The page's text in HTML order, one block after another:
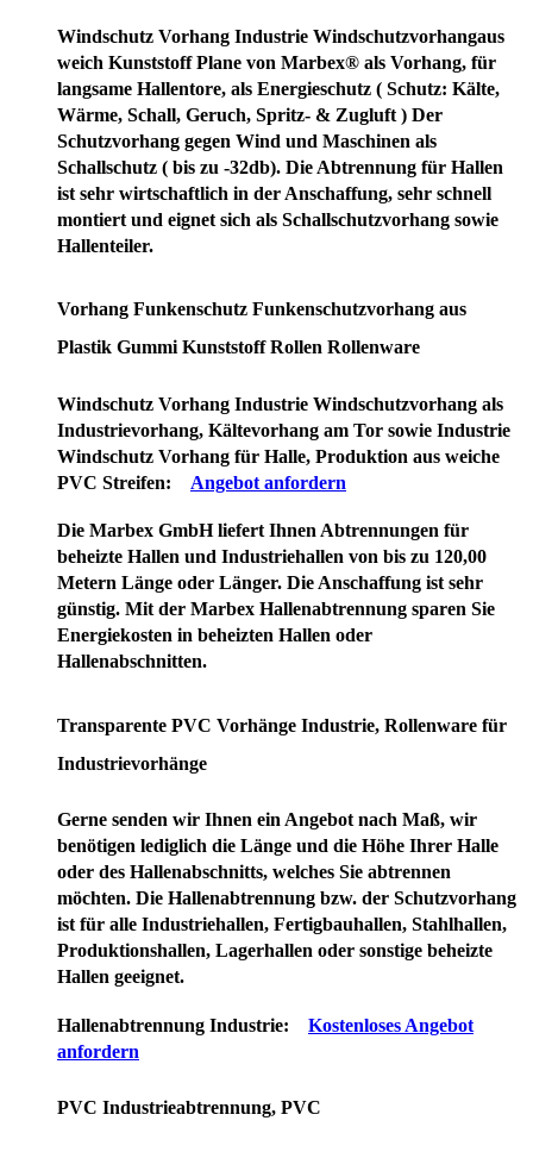
Windschutz Vorhang Industrie Windschutzvorhangaus
weich Kunststoff Plane von Marbex® als Vorhang, für
langsame Hallentore, als Energieschutz ( Schutz: Kälte,
Wärme, Schall, Geruch, Spritz- & Zugluft ) Der
Schutzvorhang gegen Wind und Maschinen als
Schallschutz ( bis zu -32db). Die Abtrennung für Hallen
ist sehr wirtschaftlich in der Anschaffung, sehr schnell
montiert und eignet sich als Schallschutzvorhang sowie
Hallenteiler.
Vorhang Funkenschutz Funkenschutzvorhang aus
Plastik Gummi Kunststoff Rollen Rollenware
Windschutz Vorhang Industrie Windschutzvorhang als
Industrievorhang, Kältevorhang am Tor sowie Industrie
Windschutz Vorhang für Halle, Produktion aus weiche
PVC Streifen:
Angebot anfordern
Die Marbex GmbH liefert Ihnen Abtrennungen für
beheizte Hallen und Industriehallen von bis zu 120,00
Metern Länge oder Länger. Die Anschaffung ist sehr
günstig. Mit der Marbex Hallenabtrennung sparen Sie
Energiekosten in beheizten Hallen oder
Hallenabschnitten.
Transparente PVC Vorhänge Industrie, Rollenware für
Industrievorhänge
Gerne senden wir Ihnen ein Angebot nach Maß, wir
benötigen lediglich die Länge und die Höhe Ihrer Halle
oder des Hallenabschnitts, welches Sie abtrennen
möchten. Die Hallenabtrennung bzw. der Schutzvorhang
ist für alle Industriehallen, Fertigbauhallen, Stahlhallen,
Produktionshallen, Lagerhallen oder sonstige beheizte
Hallen geeignet.
Hallenabtrennung Industrie:
Kostenloses Angebot
anfordern
PVC Industrieabtrennung, PVC